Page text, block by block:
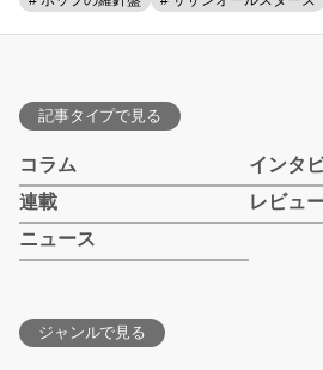
記事タイプで見る
コラム
インタ
連載
レビュ
ニュース
ジャンルで見る